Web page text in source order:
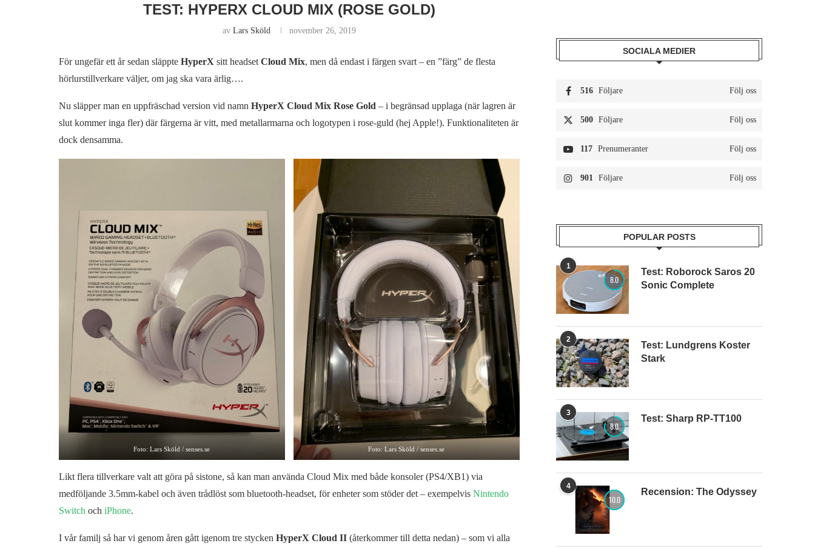
TEST: HYPERX CLOUD MIX (ROSE GOLD)
av Lars Sköld november 26, 2019
För ungefär ett år sedan släppte HyperX sitt headset Cloud Mix, men då endast i färgen svart – en ”färg” de flesta
hörlurstillverkare väljer, om jag ska vara ärlig….
Nu släpper man en uppfräschad version vid namn HyperX Cloud Mix Rose Gold – i begränsad upplaga (när lagren är
slut kommer inga fler) där färgerna är vitt, med metallarmarna och logotypen i rose-guld (hej Apple!). Funktionaliteten är
dock densamma.
Foto: Lars Sköld / senses.se Foto: Lars Sköld / senses.se
Likt flera tillverkare valt att göra på sistone, så kan man använda Cloud Mix med både konsoler (PS4/XB1) via
medföljande 3.5mm-kabel och även trådlöst som bluetooth-headset, för enheter som stöder det – exempelvis Nintendo
Switch och iPhone.
I vår familj så har vi genom åren gått igenom tre stycken HyperX Cloud II(återkommer till detta nedan) – som vi alla
SOCIALA MEDIER
516 Följare Följ oss
500 Följare Följ oss
117 Prenumeranter Följ oss
901 Följare Följ oss
POPULAR POSTS
1
8.0
Test: Roborock Saros 20
Sonic Complete
2
Test: Lundgrens Koster
Stark
3
8.0
Test: Sharp RP-TT100
4
10.0
Recension: The Odyssey